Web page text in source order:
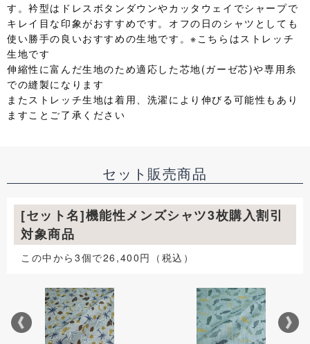
す。衿型はドレスボタンダウンやカッタウェイでシャープで
キレイ目な印象がおすすめです。オフの日のシャツとしても
使い勝手の良いおすすめの生地です。※こちらはストレッチ
生地です
伸縮性に富んだ生地のため適応した芯地(ガーゼ芯)や専用糸
での縫製になります
またストレッチ生地は着用、洗濯により伸びる可能性もあり
ますことご了承ください
セット販売商品
[セット名]機能性メンズシャツ3枚購入割引
対象商品
この中から3個で26,400円（税込）